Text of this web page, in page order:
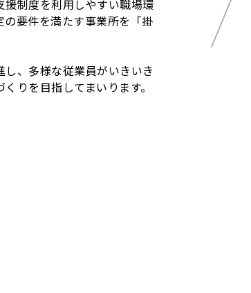
制度を利用しやすい職場環
要件を満たす事業所を「掛
、多様な従業員がいきいき
りを目指してまいります。